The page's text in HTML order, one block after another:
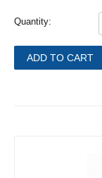
Quantity:
ADD TO CART